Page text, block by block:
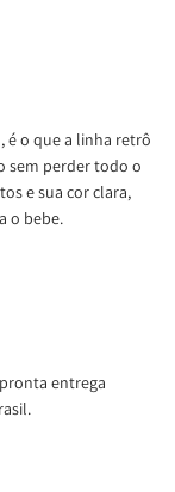
é o que a linha retrô
sem perder todo o
e sua cor clara,
o bebe.
entrega